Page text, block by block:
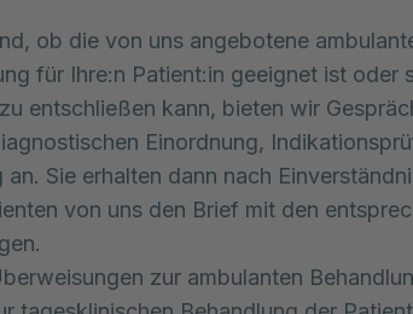
ob die von uns angebotene
für Ihre:n Patient:in geeignet ist oder
entschließen kann, bieten wir
Einordnung,
Sie erhalten dann nach
von uns den Brief mit den
zur ambulanten